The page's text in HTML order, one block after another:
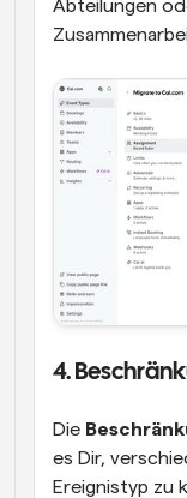
Abteilungen
4.
Die
es Dir,
Ereignistyp zu